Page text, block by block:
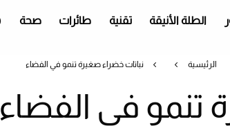
الطلة الأنيقة تقنية طائرات صحة
الرئيسية نباتات خضراء صغيرة تنمو في الفضاء
تنمو في الفضاء